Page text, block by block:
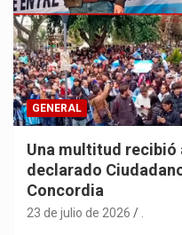
GENERAL
Una multitud recibió
declarado
Concordia
23 de julio de 2026 .